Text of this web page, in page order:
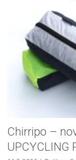
Chirripo –
UPCYCLING